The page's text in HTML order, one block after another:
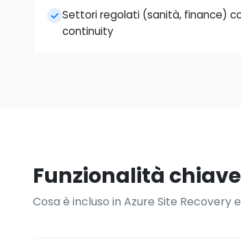
Settori regolati (sanità, finance)
continuity
Funzionalità chiave
Cosa è incluso in Azure Site